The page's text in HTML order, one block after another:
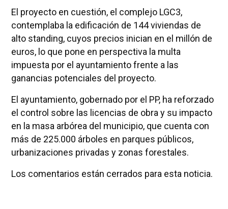
El proyecto en cuestión, el complejo LGC3,
contemplaba la edificación de 144 viviendas de
alto standing, cuyos precios inician en el millón de
euros, lo que pone en perspectiva la multa
impuesta por el ayuntamiento frente a las
ganancias potenciales del proyecto.
El ayuntamiento, gobernado por el PP, ha reforzado
el control sobre las licencias de obra y su impacto
en la masa arbórea del municipio, que cuenta con
más de 225.000 árboles en parques públicos,
urbanizaciones privadas y zonas forestales.
Los comentarios están cerrados para esta noticia.